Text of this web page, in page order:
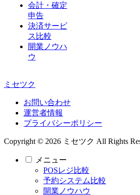
会計・確定
申告
決済サービ
ス比較
開業ノウハ
ウ
ミセツク
お問い合わせ
運営者情報
プライバシーポリシー
Copyright © 2026 ミセツク All Rights
メニュー
POSレジ比較
予約システム比較
開業ノウハウ